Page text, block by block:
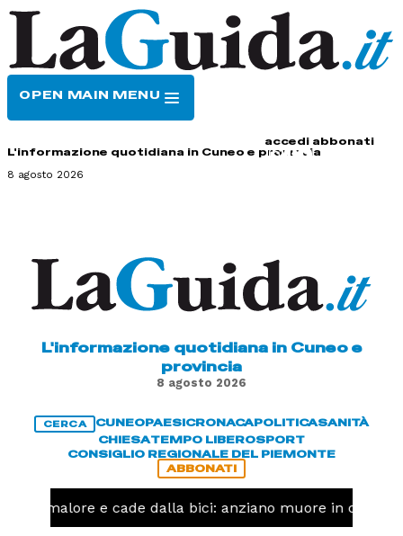
OPEN MAIN MENU
accedi abbonati
L'informazione quotidiana in Cuneo e provincia
8 agosto 2026
L'informazione quotidiana in Cuneo e
provincia
8 agosto 2026
CERCA CUNEOPAESICRONACAPOLITICASANITÀ
CHIESATEMPO LIBEROSPORT
CONSIGLIO REGIONALE DEL PIEMONTE
ABBONATI
un malore e cade dalla bici: anziano muore in corso